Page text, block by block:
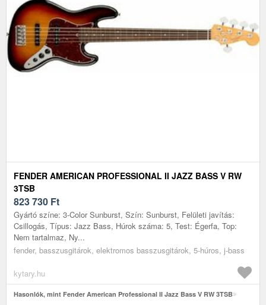
FENDER AMERICAN PROFESSIONAL II JAZZ BASS V RW
3TSB
823 730 Ft
Gyártó színe: 3-Color Sunburst, Szín: Sunburst, Felületi javítás:
Csillogás, Típus: Jazz Bass, Húrok száma: 5, Test: Égerfa, Top:
Nem tartalmaz, Ny...
fender, basszusgitárok, elektromos basszusgitárok, 5-húros, j-bass
kytary.hu
Hasonlók, mint Fender American Professional II Jazz Bass V RW 3TSB